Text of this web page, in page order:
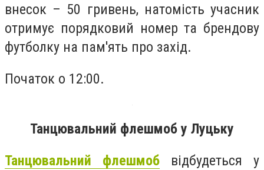
внесок – 50 гривень, натомість учасник
отримує порядковий номер та брендову
футболку на пам'ять про захід.
Початок о 12:00.
Танцювальний флешмоб у Луцьку
Танцювальний флешмоб відбудеться у